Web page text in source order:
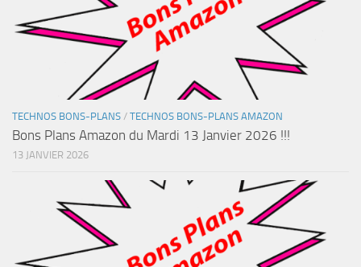
TECHNOS BONS-PLANS / TECHNOS BONS-PLANS AMAZON
Bons Plans Amazon du Mardi 13 Janvier 2026 !!!
13 JANVIER 2026